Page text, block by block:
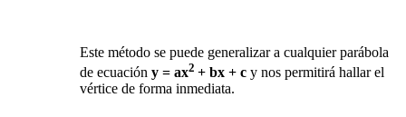
Este método se puede generalizar a cualquier parábola
de ecuación y = ax2 + bx + c y nos permitirá hallar el
vértice de forma inmediata.